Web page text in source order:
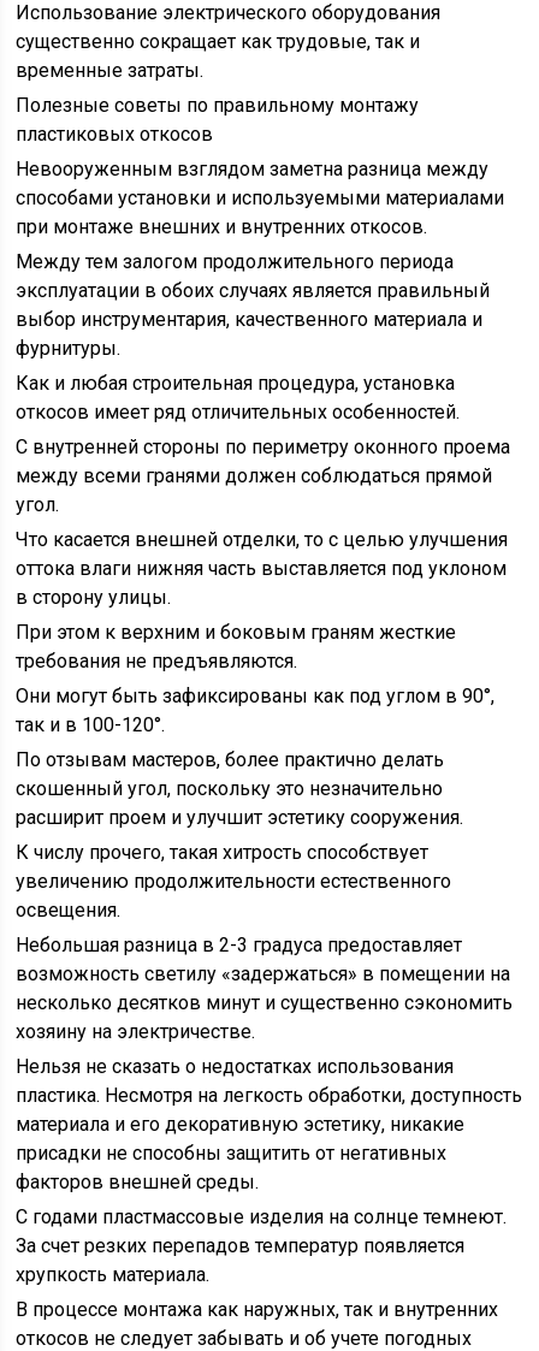
Использование электрического оборудования
существенно сокращает как трудовые, так и
временные затраты.
Полезные советы по правильному монтажу
пластиковых откосов
Невооруженным взглядом заметна разница между
способами установки и используемыми материалами
при монтаже внешних и внутренних откосов.
Между тем залогом продолжительного периода
эксплуатации в обоих случаях является правильный
выбор инструментария, качественного материала и
фурнитуры.
Как и любая строительная процедура, установка
откосов имеет ряд отличительных особенностей.
С внутренней стороны по периметру оконного проема
между всеми гранями должен соблюдаться прямой
угол.
Что касается внешней отделки, то с целью улучшения
оттока влаги нижняя часть выставляется под уклоном
в сторону улицы.
При этом к верхним и боковым граням жесткие
требования не предъявляются.
Они могут быть зафиксированы как под углом в 90°,
так и в 100-120°.
По отзывам мастеров, более практично делать
скошенный угол, поскольку это незначительно
расширит проем и улучшит эстетику сооружения.
К числу прочего, такая хитрость способствует
увеличению продолжительности естественного
освещения.
Небольшая разница в 2-3 градуса предоставляет
возможность светилу «задержаться» в помещении на
несколько десятков минут и существенно сэкономить
хозяину на электричестве.
Нельзя не сказать о недостатках использования
пластика. Несмотря на легкость обработки, доступность
материала и его декоративную эстетику, никакие
присадки не способны защитить от негативных
факторов внешней среды.
С годами пластмассовые изделия на солнце темнеют.
За счет резких перепадов температур появляется
хрупкость материала.
В процессе монтажа как наружных, так и внутренних
откосов не следует забывать и об учете погодных